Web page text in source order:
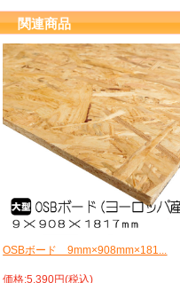
関連商品
OSBボード 9mm×908mm×181...
価格:5,390円(税込)